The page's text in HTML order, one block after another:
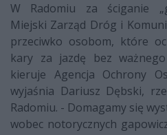
W Radomiu za ściganie
Miejski Zarząd Dróg i
przeciwko osobom, które
kary za jazdę bez
kieruje Agencja Ochrony
wyjaśnia Dariusz Dębski,
Radomiu. - Domagamy się
wobec notorycznych